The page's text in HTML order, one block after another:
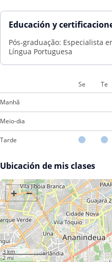
Educación y
Pós-graduação: Especialista
Língua Portuguesa
Se Te
Manhã
Meio-dia
Tarde
Ubicación de mis clases
+ −
3 km
2 mi